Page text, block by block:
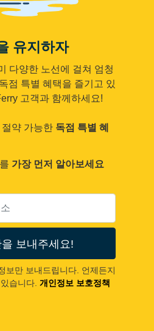
유지하자
다양한 노선에 걸쳐 엄청
점 특별 혜택을 즐기고 있
고객과 함께하세요!
약 가능한 독점 특별 혜
가장 먼저 알아보세요
보내주세요!
보만 보내드립니다. 언제든지
습니다. 개인정보 보호정책